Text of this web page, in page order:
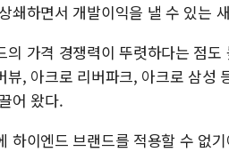
쇄하면서 개발이익을 낼 수 있는
의 가격 경쟁력이 뚜렷하다는 점
뷰, 아크로 리버파크, 아크로 삼성
어 왔다.
하이엔드 브랜드를 적용할 수 없